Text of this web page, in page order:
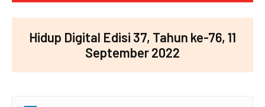
Hidup Digital Edisi 37, Tahun ke-76, 11
September 2022